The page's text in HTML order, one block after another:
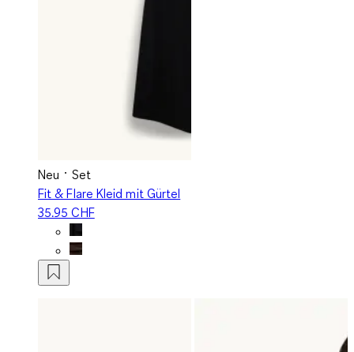
Neu
Set
Fit & Flare Kleid mit Gürtel
35.95 CHF